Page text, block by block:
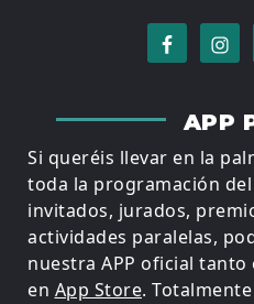
APP
Si queréis llevar en la
toda la programación
invitados, jurados,
actividades paralelas,
nuestra APP oficial tanto
en App Store.